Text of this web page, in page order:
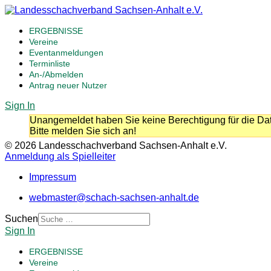
ERGEBNISSE
Vereine
Eventanmeldungen
Terminliste
An-/Abmelden
Antrag neuer Nutzer
Sign In
Unangemeldet haben Sie keine Berechtigung für die
Bitte melden Sie sich an!
© 2026 Landesschachverband Sachsen-Anhalt e.V.
Anmeldung als Spielleiter
Impressum
webmaster@schach-sachsen-anhalt.de
Suchen
Sign In
ERGEBNISSE
Vereine